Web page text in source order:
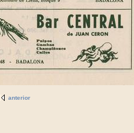
anterior